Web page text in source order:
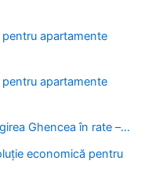
apartamente
apartamente
Ghencea în rate –…
economică pentru